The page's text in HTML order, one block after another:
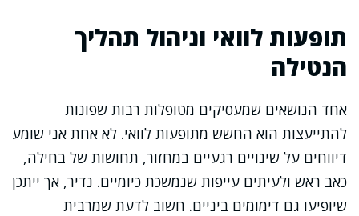
תופעות לוואי וניהול תהליך
הנטילה
אחד הנושאים שמעסיקים מטופלות רבות שפונות
להתייעצות הוא החשש מתופעות לוואי. לא אחת אני שומע
דיווחים על שינויים רגעיים במחזור, תחושות של בחילה,
כאב ראש ולעיתים עייפות שנמשכת כיומיים. נדיר, אך ייתכן
שיופיעו גם דימומים ביניים. חשוב לדעת שמרבית